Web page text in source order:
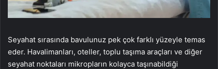
Seyahat sırasında bavulunuz pek çok farklı yüzeyle temas
eder. Havalimanları, oteller, toplu taşıma araçları ve diğer
seyahat noktaları mikropların kolayca taşınabildiği